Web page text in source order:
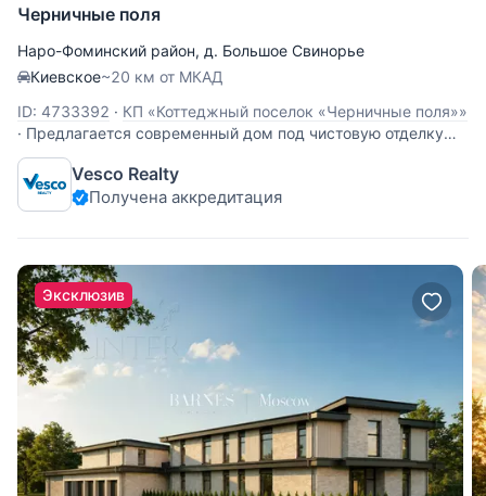
Черничные поля
Наро-Фоминский район, д. Большое Свинорье
Киевское~20 км от МКАД
ID: 4733392 · КП «Коттеджный поселок «Черничные поля»»
· Предлагается современный дом под чистовую отделку
(White Box) в коттеджном посёлке «Черничные поля».
Современный двухэтажный дом с четырьмя спальнями и
кабинетом. Высота потолков — от 3,3 до 3,5 метров.
Vesco Realty
Получена аккредитация
Эксклюзив